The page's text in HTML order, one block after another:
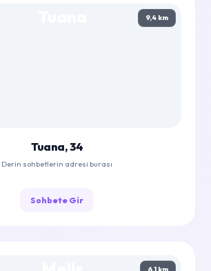
9,4 km
Tuana, 34
Derin sohbetlerin adresi burası
Sohbete Gir